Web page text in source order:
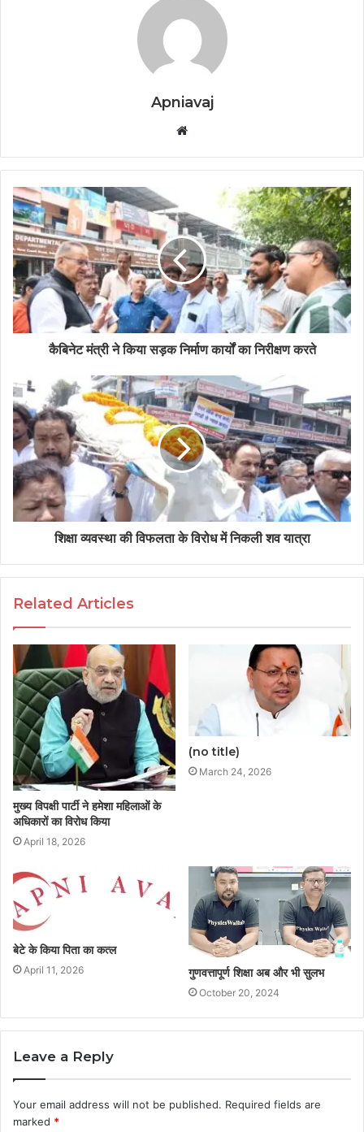
Apniavaj
b
t
e
कैबिनेट मंत्री ने किया सड़क निर्माण कार्यों का निरीक्षण करते
शिक्षा व्यवस्था की विफलता के विरोध में निकली शव यात्रा
Related Articles
मुख्य विपक्षी पार्टी ने हमेशा महिलाओं के
अधिकारों का विरोध किया
April 18, 2026
(no title)
March 24, 2026
बेटे के किया पिता का कत्ल
April 11, 2026 गुणवत्तापूर्ण शिक्षा अब और भी सुलभ
October 20, 2024
Leave a Reply
Your email address will not be published. Required fields are
marked *